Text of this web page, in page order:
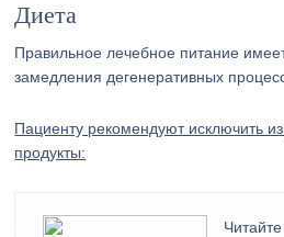
Диета
Правильное лечебное питание
замедления дегенеративных
Пациенту рекомендуют исключить
продукты: